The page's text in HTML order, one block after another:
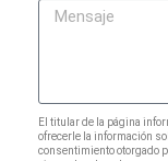
Mensaje
El titular de la página
ofrecerle la información
consentimiento otorgado